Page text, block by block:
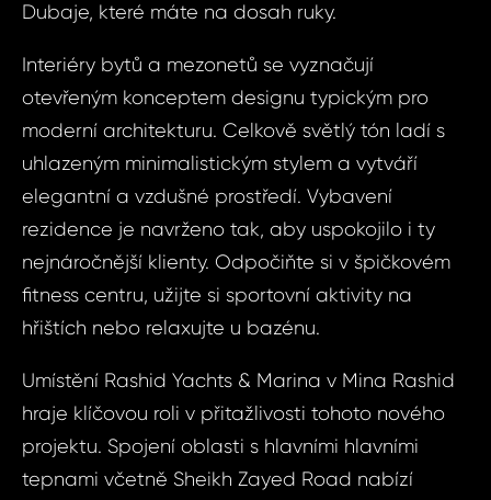
Dubaje, které máte na dosah ruky.
Interiéry bytů a mezonetů se vyznačují
otevřeným konceptem designu typickým pro
moderní architekturu. Celkově světlý tón ladí s
uhlazeným minimalistickým stylem a vytváří
elegantní a vzdušné prostředí. Vybavení
rezidence je navrženo tak, aby uspokojilo i ty
nejnáročnější klienty. Odpočiňte si v špičkovém
fitness centru, užijte si sportovní aktivity na
hřištích nebo relaxujte u bazénu.
Umístění Rashid Yachts & Marina v Mina Rashid
hraje klíčovou roli v přitažlivosti tohoto nového
projektu. Spojení oblasti s hlavními hlavními
tepnami včetně Sheikh Zayed Road nabízí
Unikátní
Rashid
Spojené